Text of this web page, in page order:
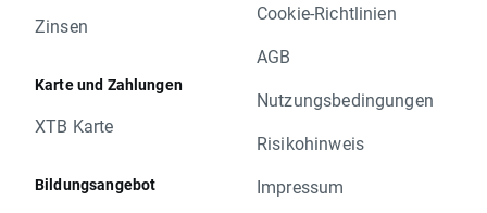
Zinsen
Karte und Zahlungen
XTB Karte
Bildungsangebot
Cookie-Richtlinien
AGB
Nutzungsbedingungen
Risikohinweis
Impressum